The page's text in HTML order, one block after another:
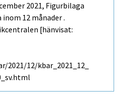
2021, Figurbilaga
12 månader .
[hänvisat:
12/kbar_2021_12_